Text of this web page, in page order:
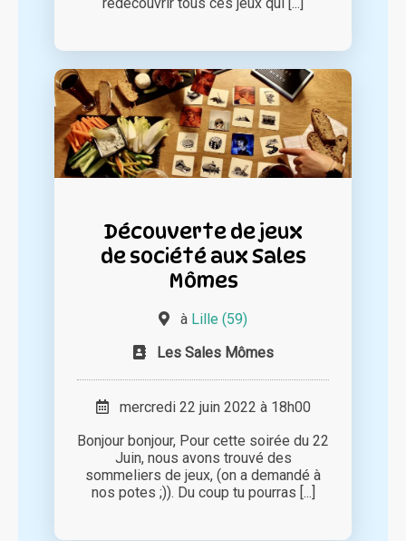
Découverte de jeux
de société aux Sales
Mômes
à Lille (59)
Les Sales Mômes
mercredi 22 juin 2022 à 18h00
Bonjour bonjour, Pour cette soirée du 22
Juin, nous avons trouvé des
sommeliers de jeux, (on a demandé à
nos potes ;)). Du coup tu pourras [...]